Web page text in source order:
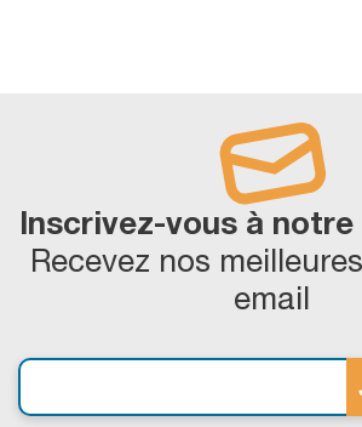
Inscrivez-vous à
Recevez nos
email